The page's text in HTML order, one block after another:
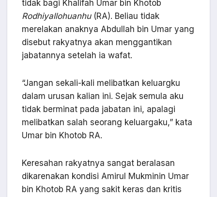
tidak bagi Khalifah Umar bin Khotob
Rodhiyallohuanhu(RA). Beliau tidak
merelakan anaknya Abdullah bin Umar yang
disebut rakyatnya akan menggantikan
jabatannya setelah ia wafat.
“Jangan sekali-kali melibatkan keluargku
dalam urusan kalian ini. Sejak semula aku
tidak berminat pada jabatan ini, apalagi
melibatkan salah seorang keluargaku,” kata
Umar bin Khotob RA.
Keresahan rakyatnya sangat beralasan
dikarenakan kondisi Amirul Mukminin Umar
bin Khotob RA yang sakit keras dan kritis